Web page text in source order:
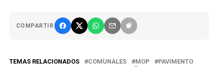
COMPARTIR
TEMAS RELACIONADOS COMUNALES MOP
PAVIMENTO